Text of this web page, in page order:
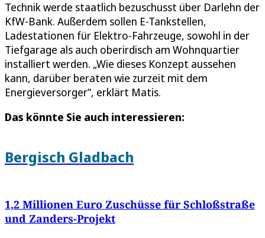
Technik werde staatlich bezuschusst über Darlehn der
KfW-Bank. Außerdem sollen E-Tankstellen,
Ladestationen für Elektro-Fahrzeuge, sowohl in der
Tiefgarage als auch oberirdisch am Wohnquartier
installiert werden. „Wie dieses Konzept aussehen
kann, darüber beraten wie zurzeit mit dem
Energieversorger“, erklärt Matis.
Das könnte Sie auch interessieren:
Bergisch Gladbach
1,2 Millionen Euro Zuschüsse für Schloßstraße
und Zanders-Projekt